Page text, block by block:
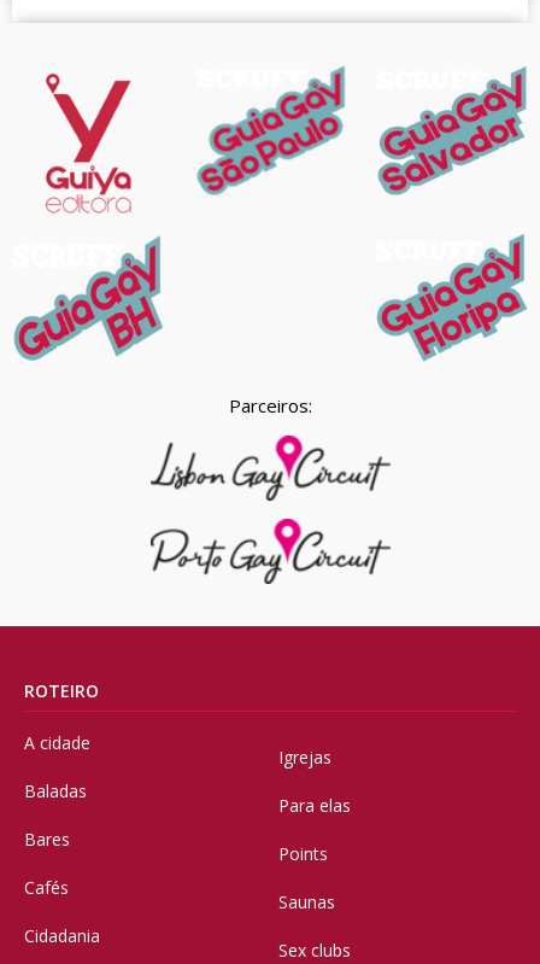
Parceiros:
ROTEIRO
A cidade
Baladas
Bares
Cafés
Cidadania
Igrejas
Para elas
Points
Saunas
Sex clubs